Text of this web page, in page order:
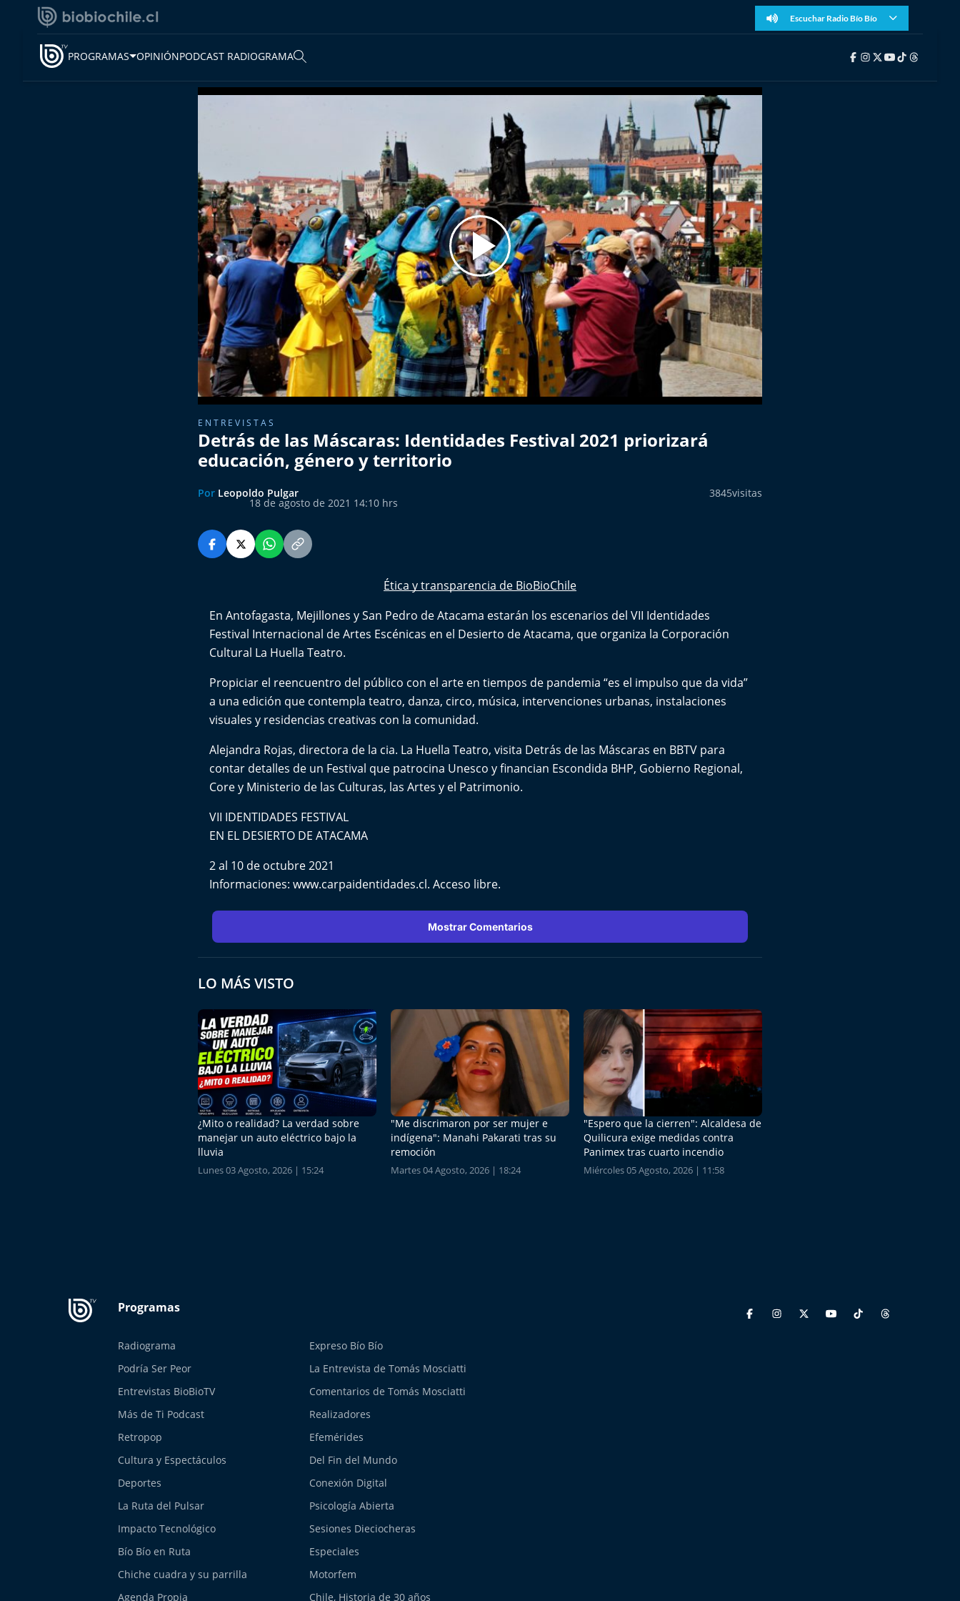
Escuchar Radio Bío Bío
PROGRAMAS OPINIÓNPODCAST RADIOGRAMA
ENTREVISTAS
Detrás de las Máscaras: Identidades Festival 2021 priorizará
educación, género y territorio
Por Leopoldo Pulgar
18 de agosto de 2021 14:10 hrs
3845visitas
Ética y transparencia de BioBioChile
En Antofagasta, Mejillones y San Pedro de Atacama estarán los escenarios del VII Identidades
Festival Internacional de Artes Escénicas en el Desierto de Atacama, que organiza la Corporación
Cultural La Huella Teatro.
Propiciar el reencuentro del público con el arte en tiempos de pandemia “es el impulso que da vida”
a una edición que contempla teatro, danza, circo, música, intervenciones urbanas, instalaciones
visuales y residencias creativas con la comunidad.
Alejandra Rojas, directora de la cia. La Huella Teatro, visita Detrás de las Máscaras en BBTV para
contar detalles de un Festival que patrocina Unesco y financian Escondida BHP, Gobierno Regional,
Core y Ministerio de las Culturas, las Artes y el Patrimonio.
VII IDENTIDADES FESTIVAL
EN EL DESIERTO DE ATACAMA
2 al 10 de octubre 2021
Informaciones: www.carpaidentidades.cl. Acceso libre.
Mostrar Comentarios
LO MÁS VISTO
¿Mito o realidad? La verdad sobre
manejar un auto eléctrico bajo la
lluvia
Lunes 03 Agosto, 2026 | 15:24
"Me discrimaron por ser mujer e
indígena": Manahi Pakarati tras su
remoción
Martes 04 Agosto, 2026 | 18:24
"Espero que la cierren": Alcaldesa de
Quilicura exige medidas contra
Panimex tras cuarto incendio
Miércoles 05 Agosto, 2026 | 11:58
Radiograma
Expreso Bío Bío
Podría Ser Peor
La Entrevista de Tomás Mosciatti
Entrevistas BioBioTV
Comentarios de Tomás Mosciatti
Más de Ti Podcast
Realizadores
Retropop
Efemérides
Cultura y Espectáculos
Del Fin del Mundo
Deportes
Conexión Digital
La Ruta del Pulsar
Psicología Abierta
Impacto Tecnológico
Sesiones Dieciocheras
Bío Bío en Ruta
Especiales
Chiche cuadra y su parrilla
Motorfem
Agenda Propia
Chile, Historia de 30 años